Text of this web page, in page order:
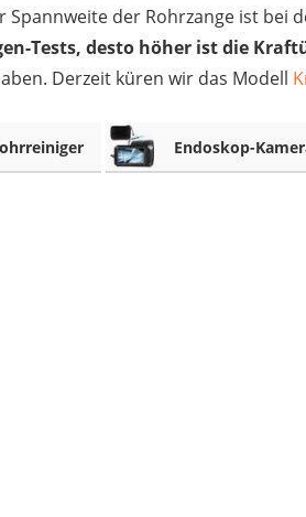
(Kinder)
Spannweite der Rohrzange ist bei
Tests, desto höher ist die
Derzeit küren wir das Modell
Endoskop-